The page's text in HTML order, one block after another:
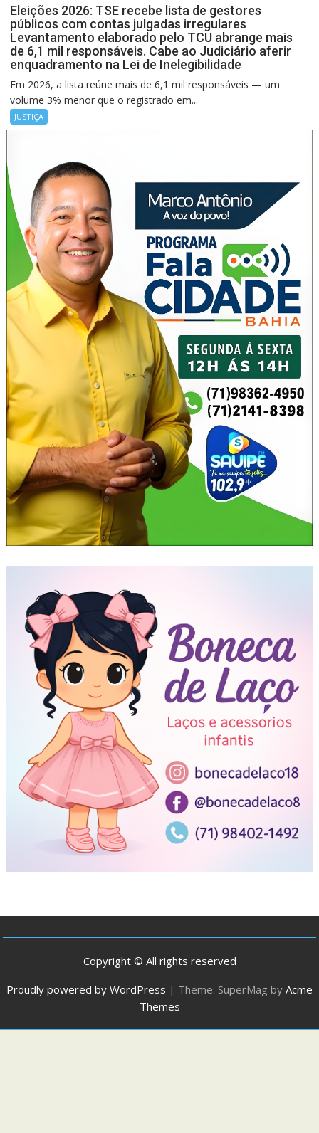
Eleições 2026: TSE recebe lista de gestores
públicos com contas julgadas irregulares
Levantamento elaborado pelo TCU abrange mais
de 6,1 mil responsáveis. Cabe ao Judiciário aferir
enquadramento na Lei de Inelegibilidade
Em 2026, a lista reúne mais de 6,1 mil responsáveis — um
volume 3% menor que o registrado em...
JUSTIÇA
Copyright © All rights reserved
Proudly powered by WordPress | Theme: SuperMag by Acme
Themes